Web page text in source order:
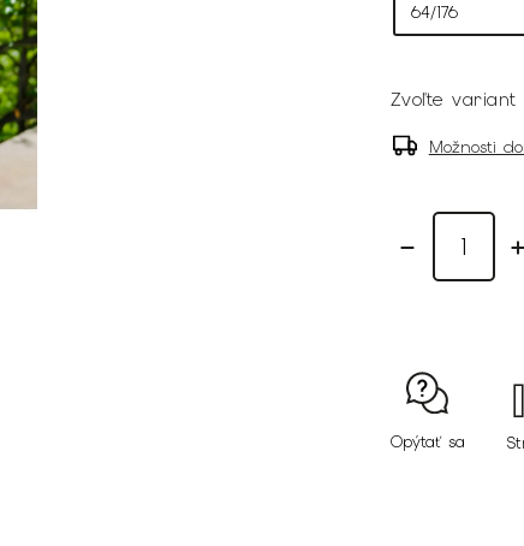
Zvoľte variant
Možnosti
Opýtať sa